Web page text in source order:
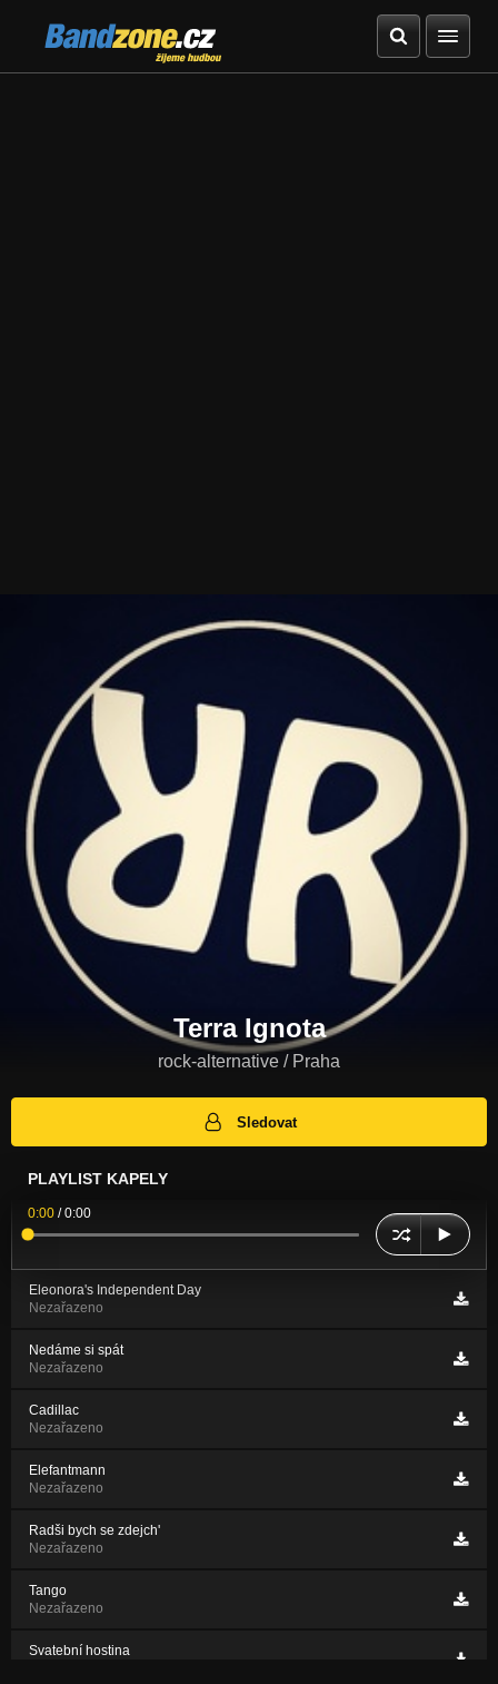
Bandzone.cz
žijeme hudbou
Terra Ignota
rock-alternative / Praha
Sledovat
PLAYLIST KAPELY
0:00 /0:00
Eleonora's Independent Day
Nezařazeno
Nedáme si spát
Nezařazeno
Cadillac
Nezařazeno
Elefantmann
Nezařazeno
Radši bych se zdejch'
Nezařazeno
Tango
Nezařazeno
Svatební hostina